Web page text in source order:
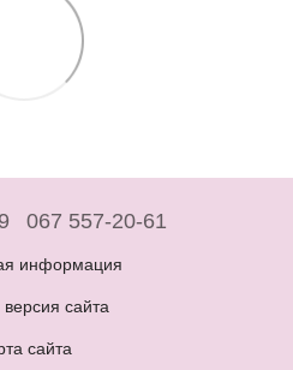
067 557-20-61
информация
сайта
сайта